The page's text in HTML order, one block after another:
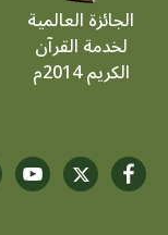
الجائزة العالمية
لخدمة القرآن
الكريم 2014م